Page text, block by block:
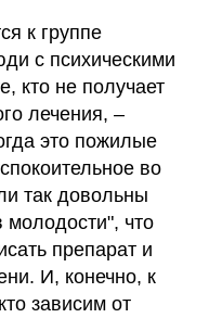
к группе
с психическими
кто не получает
лечения, –
это пожилые
во
так довольны
молодости", что
препарат и
И, конечно, к
зависим от